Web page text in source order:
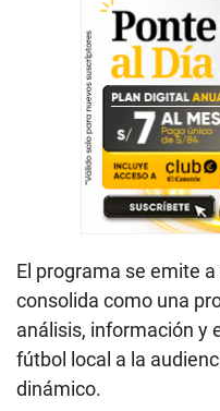
El programa se emite
consolida como una
análisis, información y
fútbol local a la
dinámico.